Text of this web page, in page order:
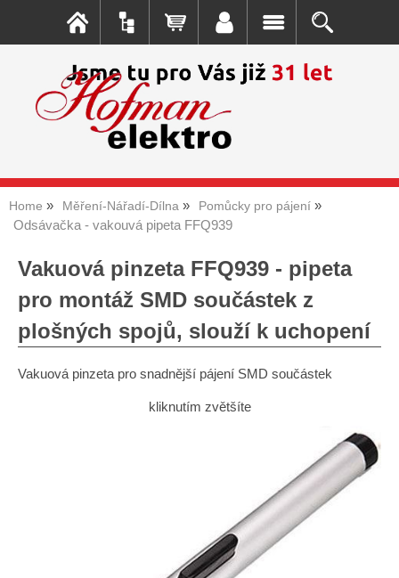
Home Měření-Nářadí-Dílna Pomůcky pro pájení
Odsávačka - vakouvá pipeta FFQ939
Vakuová pinzeta FFQ939 - pipeta
pro montáž SMD součástek z
plošných spojů, slouží k uchopení
Vakuová pinzeta pro snadnější pájení SMD součástek
kliknutím zvětšíte